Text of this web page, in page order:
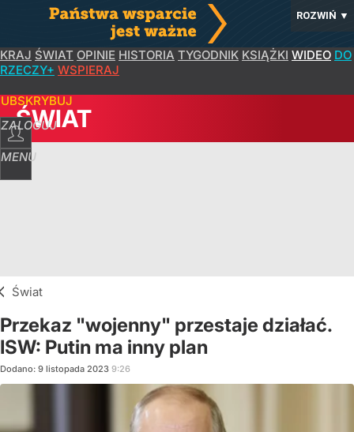
ROZWIŃ ▼
KRAJ ŚWIAT OPINIE HISTORIA TYGODNIK KSIĄŻKI WIDEO DO
RZECZY+ WSPIERAJ
ZALOGUJ
MENU
ŚWIAT
Świat
Przekaz "wojenny" przestaje działać.
ISW: Putin ma inny plan
Dodano: 9 listopada 2023 9:26